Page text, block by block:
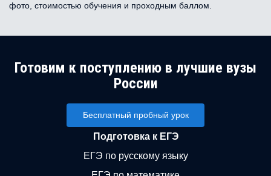
фото, стоимостью обучения и проходным баллом.
Готовим к поступлению в лучшие вузы
России
Бесплатный пробный урок
Подготовка к ЕГЭ
ЕГЭ по русскому языку